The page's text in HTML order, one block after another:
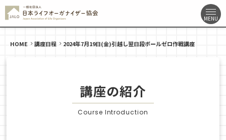
HOME 講座日程 2024年7月19日(金)引越し翌日段ボールゼロ作戦講座
講座の紹介
Course Introduction